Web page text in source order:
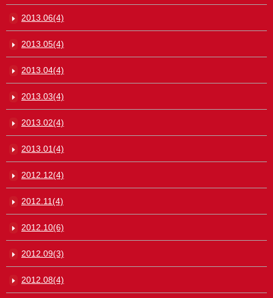
2013.06(4)
2013.05(4)
2013.04(4)
2013.03(4)
2013.02(4)
2013.01(4)
2012.12(4)
2012.11(4)
2012.10(6)
2012.09(3)
2012.08(4)